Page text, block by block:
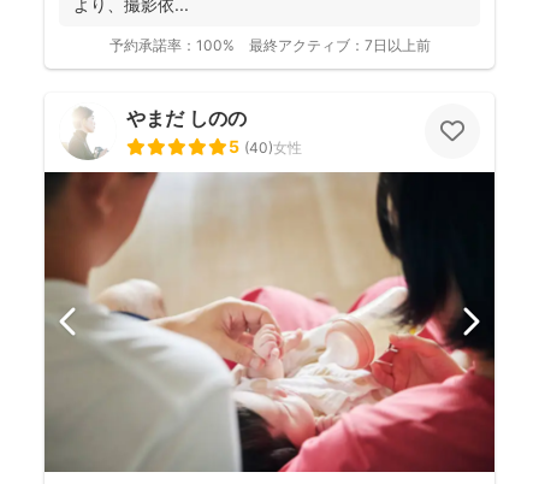
予約承諾率： 100% 最終アクティブ： 7日以上前
やまだ しのの
5 (40)女性